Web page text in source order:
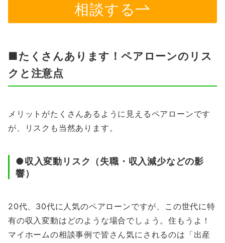
相談する
■たくさんあります！ペアローンのリス
クと注意点
メリットがたくさんあるように見えるペアローンです
が、リスクも当然あります。
●収入変動リスク（失職・収入減少などの影
響）
20代、30代に人気のペアローンですが、この世代に特
有の収入変動はどのような場合でしょう。住もうよ！
マイホームの相談事例で皆さん気にされるのは「出産